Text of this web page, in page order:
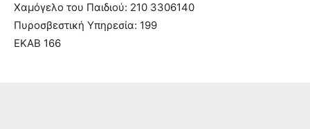
Χαμόγελο του Παιδιού: 210 3306140
Πυροσβεστική Υπηρεσία: 199
ΕΚΑΒ 166